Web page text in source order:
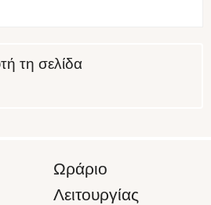
τη σελίδα
Ωράριο
Λειτουργίας